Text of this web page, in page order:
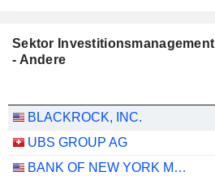
Sektor
- Andere
BLACKROCK, INC.
UBS GROUP AG
BANK OF NEW YORK MELLON CORPORATION (THE)